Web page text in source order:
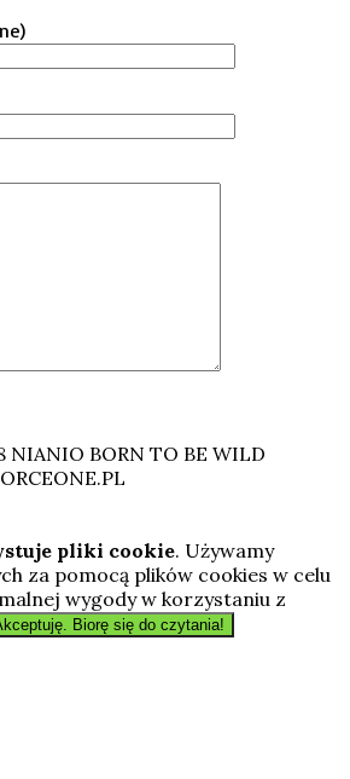
NIANIO BORN TO BE WILD
pliki cookie. Używamy
za pomocą plików cookies w celu
wygody w korzystaniu z
Biorę się do czytania!